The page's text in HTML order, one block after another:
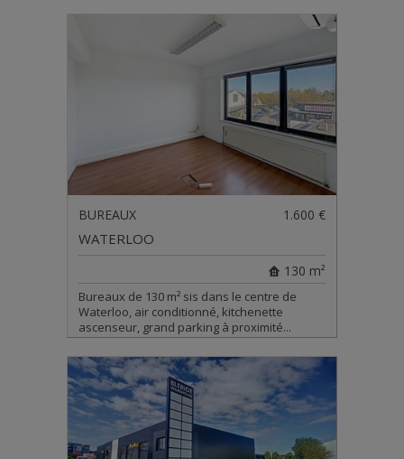
BUREAUX 1.600 €
WATERLOO
130 m²
Bureaux de 130 m² sis dans le centre de
Waterloo, air conditionné, kitchenette
ascenseur, grand parking à proximité...